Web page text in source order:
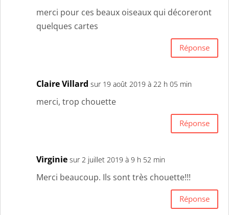
merci pour ces beaux oiseaux qui décoreront
quelques cartes
Réponse
Claire Villard sur 19 août 2019 à 22 h 05 min
merci, trop chouette
Réponse
Virginie sur 2 juillet 2019 à 9 h 52 min
Merci beaucoup. Ils sont très chouette!!!
Réponse